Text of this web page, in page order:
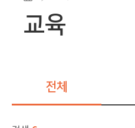
교육
전체